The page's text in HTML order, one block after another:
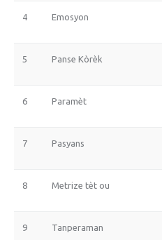
4 Emosyon
5 Panse Kòrèk
6 Paramèt
7 Pasyans
8 Metrize tèt ou
9 Tanperaman